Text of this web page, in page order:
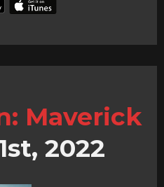
Maverick
2022